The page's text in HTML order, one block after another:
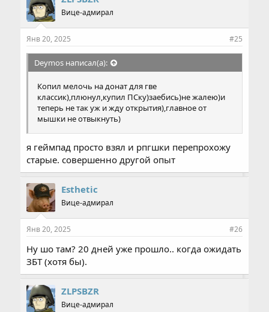
Вице-адмирал
Янв 20, 2025 #25
Deymos написал(а):
Копил мелочь на донат для гве
классик),плюнул,купил ПСку)заебись)не жалею)и
теперь не так уж и жду открытия),главное от
мышки не отвыкнуть)
я геймпад просто взял и рпгшки перепрохожу
старые. совершенно другой опыт
Esthetic
Вице-адмирал
Янв 20, 2025 #26
Ну шо там? 20 дней уже прошло.. когда ожидать
ЗБТ (хотя бы).
ZLPSBZR
Вице-адмирал